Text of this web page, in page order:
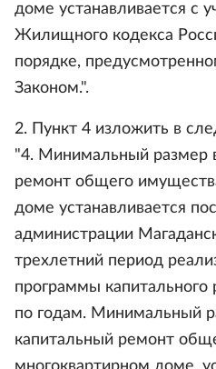
доме устанавливается с
Жилищного кодекса
порядке,
Законом.".
2. Пункт 4 изложить в
"4. Минимальный размер
ремонт общего
доме устанавливается
администрации
трехлетний период
программы капитального
по годам. Минимальный
капитальный ремонт